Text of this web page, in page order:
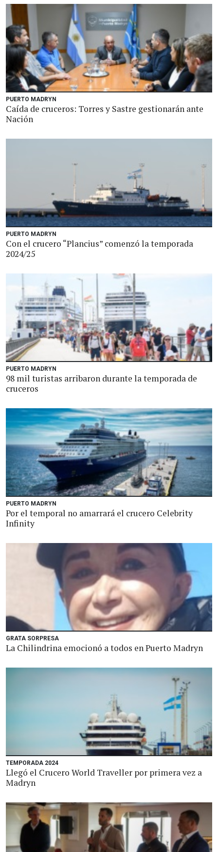
PUERTO MADRYN
Caída de cruceros: Torres y Sastre gestionarán ante
Nación
PUERTO MADRYN
Con el crucero “Plancius” comenzó la temporada
2024/25
PUERTO MADRYN
98 mil turistas arribaron durante la temporada de
cruceros
PUERTO MADRYN
Por el temporal no amarrará el crucero Celebrity
Infinity
GRATA SORPRESA
La Chilindrina emocionó a todos en Puerto Madryn
TEMPORADA 2024
Llegó el Crucero World Traveller por primera vez a
Madryn